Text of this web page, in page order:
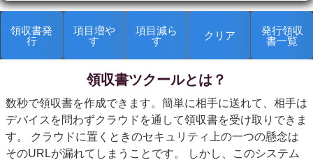
領収書発
行
項目増や
す
項目減ら
す
クリア
発行領収
書一覧
kanryop
領収書ツクールとは？
数秒で領収書を作成できます。簡単に相手に送れて、相手は
デバイスを問わずクラウドを通して領収書を受け取りできま
す。 クラウドに置くときのセキュリティ上の一つの懸念は
そのURLが漏れてしまうことです。 しかし、このシステム